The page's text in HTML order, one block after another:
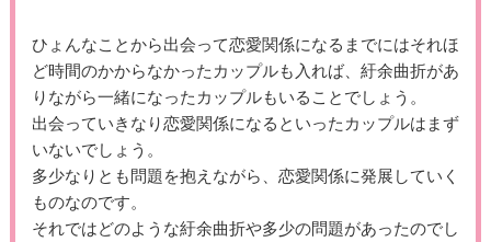
ひょんなことから出会って恋愛関係になるまでにはそれほ
ど時間のかからなかったカップルも入れば、紆余曲折があ
りながら一緒になったカップルもいることでしょう。
出会っていきなり恋愛関係になるといったカップルはまず
いないでしょう。
多少なりとも問題を抱えながら、恋愛関係に発展していく
ものなのです。
それではどのような紆余曲折や多少の問題があったのでし